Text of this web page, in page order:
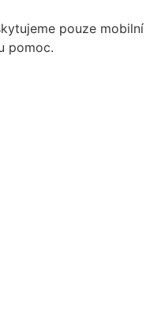
pouze mobilní
pomoc.